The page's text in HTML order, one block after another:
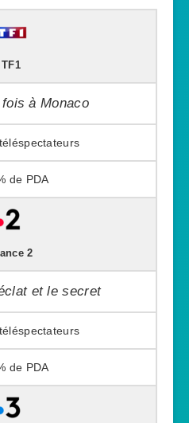
TF1
à Monaco
2
et le secret